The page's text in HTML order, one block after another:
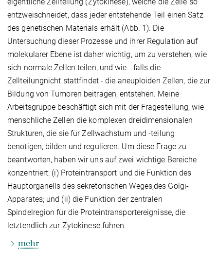
entzweischneidet, dass jeder entstehende Teil einen Satz
des genetischen Materials erhält (Abb. 1). Die
Untersuchung dieser Prozesse und ihrer Regulation auf
molekularer Ebene ist daher wichtig, um zu verstehen, wie
sich normale Zellen teilen, und wie - falls die
Zellteilungnicht stattfindet - die aneuploiden Zellen, die zur
Bildung von Tumoren beitragen, entstehen. Meine
Arbeitsgruppe beschäftigt sich mit der Fragestellung, wie
menschliche Zellen die komplexen dreidimensionalen
Strukturen, die sie für Zellwachstum und -teilung
benötigen, bilden und regulieren. Um diese Frage zu
beantworten, haben wir uns auf zwei wichtige Bereiche
konzentriert: (i) Proteintransport und die Funktion des
Hauptorganells des sekretorischen Weges,des Golgi-
Apparates; und (ii) die Funktion der zentralen
Spindelregion für die Proteintransportereignisse, die
letztendlich zur Zytokinese führen.
mehr